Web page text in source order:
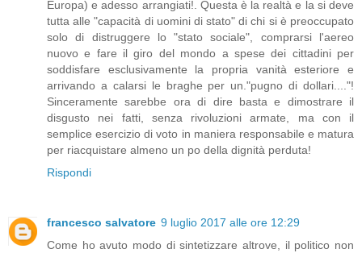
Europa) e adesso arrangiati!. Questa è la realtà e la si deve
tutta alle "capacità di uomini di stato" di chi si è preoccupato
solo di distruggere lo "stato sociale", comprarsi l'aereo
nuovo e fare il giro del mondo a spese dei cittadini per
soddisfare esclusivamente la propria vanità esteriore e
arrivando a calarsi le braghe per un."pugno di dollari...."!
Sinceramente sarebbe ora di dire basta e dimostrare il
disgusto nei fatti, senza rivoluzioni armate, ma con il
semplice esercizio di voto in maniera responsabile e matura
per riacquistare almeno un po della dignità perduta!
Rispondi
francesco salvatore 9 luglio 2017 alle ore 12:29
Come ho avuto modo di sintetizzare altrove, il politico non